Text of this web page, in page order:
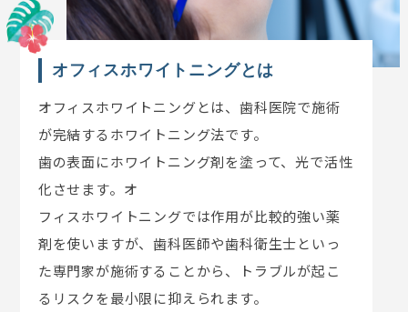
オフィスホワイトニングとは
オフィスホワイトニングとは、歯科医院で施術
が完結するホワイトニング法です。
歯の表面にホワイトニング剤を塗って、光で活性
化させます。オ
フィスホワイトニングでは作用が比較的強い薬
剤を使いますが、歯科医師や歯科衛生士といっ
た専門家が施術することから、トラブルが起こ
るリスクを最小限に抑えられます。